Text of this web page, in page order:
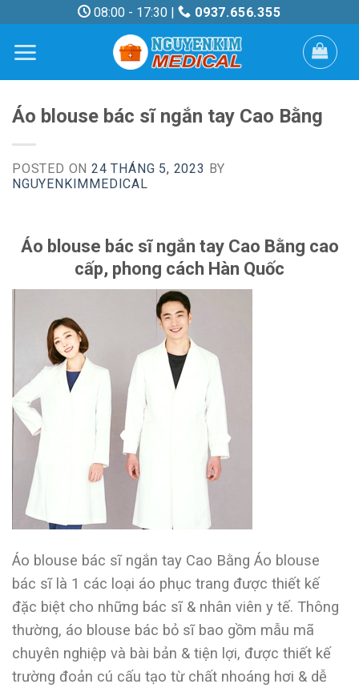
content
08:00 - 17:30 | 0937.656.355
Áo blouse bác sĩ ngắn tay Cao Bằng
POSTED ON24 THÁNG 5, 2023 BY
NGUYENKIMMEDICAL
Áo blouse bác sĩ ngắn tay Cao Bằng cao
cấp, phong cách Hàn Quốc
Áo blouse bác sĩ ngắn tay Cao Bằng Áo blouse
bác sĩ là 1 các loại áo phục trang được thiết kế
đặc biệt cho những bác sĩ & nhân viên y tế. Thông
thường, áo blouse bác bỏ sĩ bao gồm mẫu mã
chuyên nghiệp và bài bản & tiện lợi, được thiết kế
trường đoản cú cấu tạo từ chất nhoáng hơi & dễ